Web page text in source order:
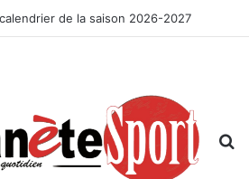
de la saison 2026-2027